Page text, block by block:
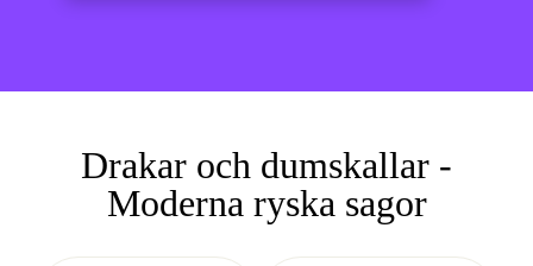
Drakar och dumskallar -
Moderna ryska sagor